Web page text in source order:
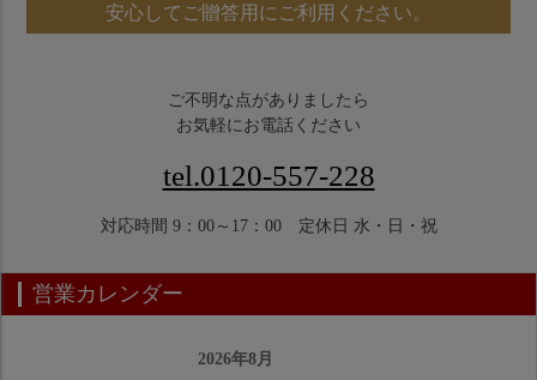
安心してご贈答用にご利用ください。
ご不明な点がありましたら
お気軽にお電話ください
tel.0120-557-228
対応時間 9：00～17：00 定休日 水・日・祝
営業カレンダー
2026年8月